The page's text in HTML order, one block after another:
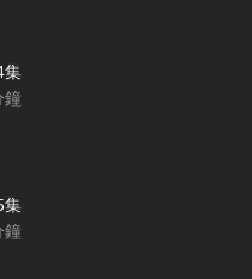
集
鐘
集
鐘